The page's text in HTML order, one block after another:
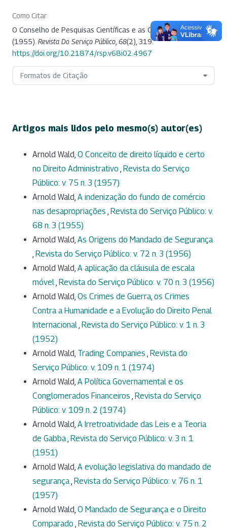
Como Citar
O Conselho de Pesquisas Científicas e as Ciências Sociais.
(1955). Revista Do Serviço Público 68(2), 319.
https://doi.org/10.21874/rsp.v68i02.4967
Formatos de Citação
Artigos mais lidos pelo mesmo(s) autor(es)
Arnold Wald, O Conceito de direito líquido e certo
no Direito Administrativo , Revista do Serviço
Público: v. 75 n. 3 (1957)
Arnold Wald, A indenização do fundo de comércio
nas desapropriações , Revista do Serviço Público: v.
68 n. 3 (1955)
Arnold Wald, As Origens do Mandado de Segurança
, Revista do Serviço Público: v. 72 n. 3 (1956)
Arnold Wald, A aplicação da cláusula de escala
móvel, Revista do Serviço Público: v. 70 n. 3 (1956)
Arnold Wald, Os Crimes de Guerra, os Crimes
Contra a Humanidade e a Evolução do Direito Penal
Internacional, Revista do Serviço Público: v. 1 n. 3
(1952)
Arnold Wald, Trading Companies , Revista do
Serviço Público: v. 109 n. 1 (1974)
Arnold Wald, A Política Governamental e os
Conglomerados Financeiros , Revista do Serviço
Público: v. 109 n. 2 (1974)
Arnold Wald, A Irretroatividade das Leis e a Teoria
de Gabba, Revista do Serviço Público: v. 3 n. 1
(1951)
Arnold Wald, A evolução legislativa do mandado de
segurança, Revista do Serviço Público: v. 76 n. 1
(1957)
Arnold Wald, O Mandado de Segurança e o Direito
Comparado , Revista do Serviço Público: v. 75 n. 2